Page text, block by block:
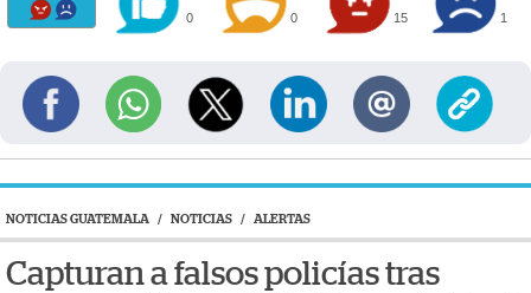
0 0 15 1
NOTICIAS GUATEMALA / NOTICIAS / ALERTAS
Capturan a falsos policías tras